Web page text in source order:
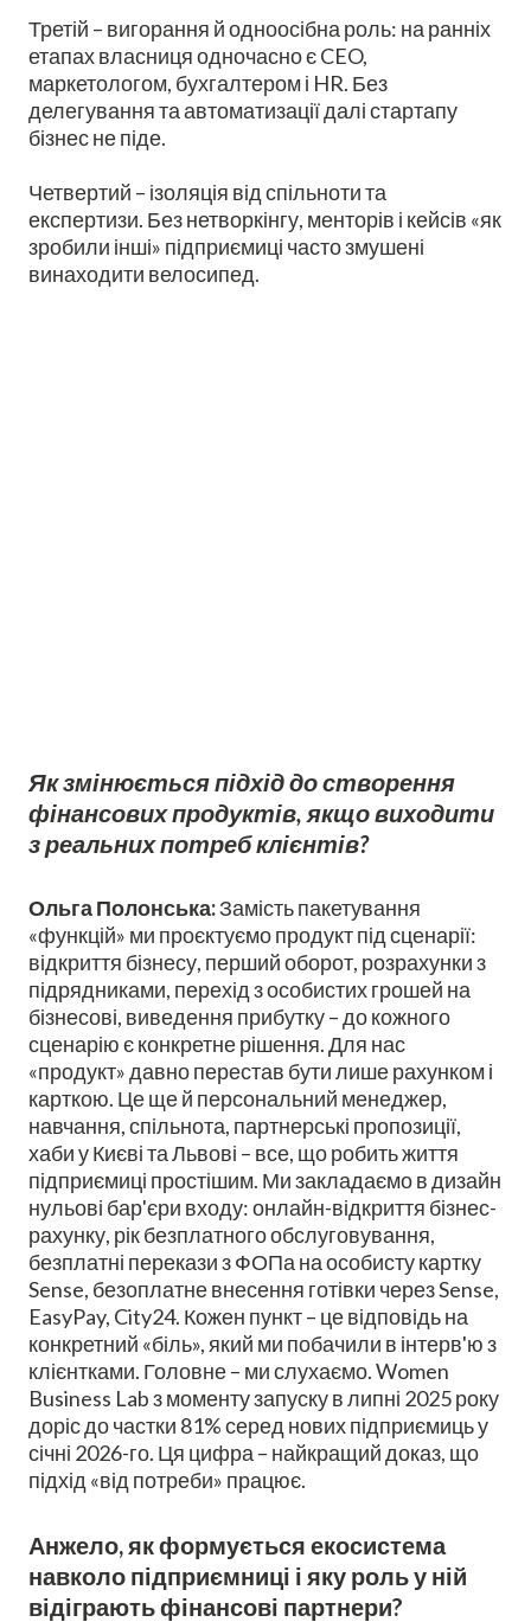
Третій – вигорання й одноосібна роль: на ранніх
етапах власниця одночасно є CEO,
маркетологом, бухгалтером і HR. Без
делегування та автоматизації далі стартапу
бізнес не піде.
Четвертий – ізоляція від спільноти та
експертизи. Без нетворкінгу, менторів і кейсів «як
зробили інші» підприємиці часто змушені
винаходити велосипед.
Як змінюється підхід до створення
фінансових продуктів, якщо виходити
з реальних потреб клієнтів?
Ольга Полонська:Замість пакетування
«функцій» ми проєктуємо продукт під сценарії:
відкриття бізнесу, перший оборот, розрахунки з
підрядниками, перехід з особистих грошей на
бізнесові, виведення прибутку – до кожного
сценарію є конкретне рішення. Для нас
«продукт» давно перестав бути лише рахунком і
карткою. Це ще й персональний менеджер,
навчання, спільнота, партнерські пропозиції,
хаби у Києві та Львові – все, що робить життя
підприємиці простішим. Ми закладаємо в дизайн
нульові бар'єри входу: онлайн-відкриття бізнес-
рахунку, рік безплатного обслуговування,
безплатні перекази з ФОПа на особисту картку
Sense, безоплатне внесення готівки через Sense,
EasyPay, City24. Кожен пункт – це відповідь на
конкретний «біль», який ми побачили в інтерв'ю з
клієнтками. Головне – ми слухаємо. Women
Business Lab з моменту запуску в липні 2025 року
доріс до частки 81% серед нових підприємиць у
січні 2026-го. Ця цифра – найкращий доказ, що
підхід «від потреби» працює.
Анжело, як формується екосистема
навколо підприємниці і яку роль у ній
відіграють фінансові партнери?